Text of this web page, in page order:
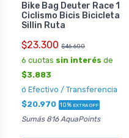
Bike Bag Deuter Race 1
Ciclismo Bicis Bicicleta
Sillin Ruta
$23.300 $46.600
6 cuotas sin interés de
$3.883
ó Efectivo / Transferencia
$20.970 10% EXTRA OFF
Sumás 816 AquaPoints